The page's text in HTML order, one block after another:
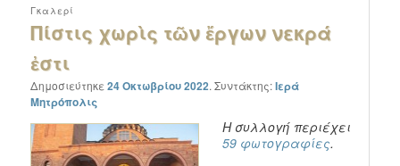
Πίστις χωρὶς τῶν ἔργων νεκρά
ἐστι
Γκαλερί
Δημοσιεύτηκε24 Οκτωβρίου 2022.Συντάκτης:Ιερά
Μητρόπολις
Η συλλογή περιέχει
59 φωτογραφίες.